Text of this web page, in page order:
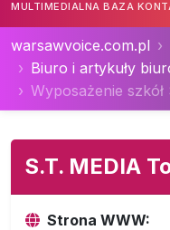
MULTIMEDIALNA BAZA
warsawvoice.com.pl
Biuro i artykuły
Wyposażenie szkół
S.T. MEDIA
Strona WWW: